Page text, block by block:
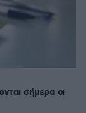
σήμερα οι